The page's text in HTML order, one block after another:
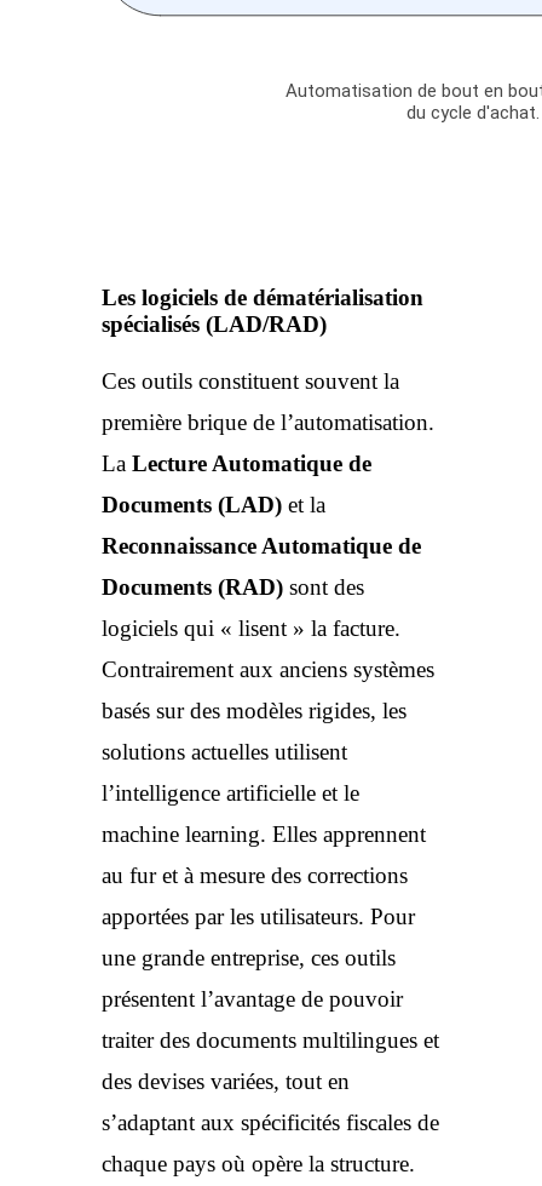
Les logiciels de dématérialisation
spécialisés (LAD/RAD)
Ces outils constituent souvent la
première brique de l’automatisation.
La Lecture Automatique de
Documents (LAD)et la
Reconnaissance Automatique de
Documents (RAD) sont des
logiciels qui « lisent » la facture.
Contrairement aux anciens systèmes
basés sur des modèles rigides, les
solutions actuelles utilisent
l’intelligence artificielle et le
machine learning. Elles apprennent
au fur et à mesure des corrections
apportées par les utilisateurs. Pour
une grande entreprise, ces outils
présentent l’avantage de pouvoir
traiter des documents multilingues et
des devises variées, tout en
s’adaptant aux spécificités fiscales de
chaque pays où opère la structure.